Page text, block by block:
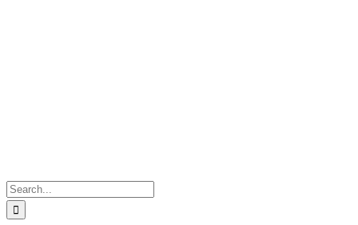
for: